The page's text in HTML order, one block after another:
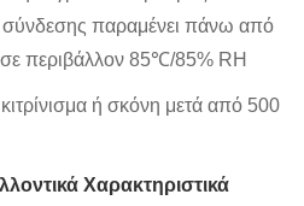
σύνδεσης παραμένει πάνω από
περιβάλλον 85℃/85% RH
ή σκόνη μετά από 500
Χαρακτηριστικά